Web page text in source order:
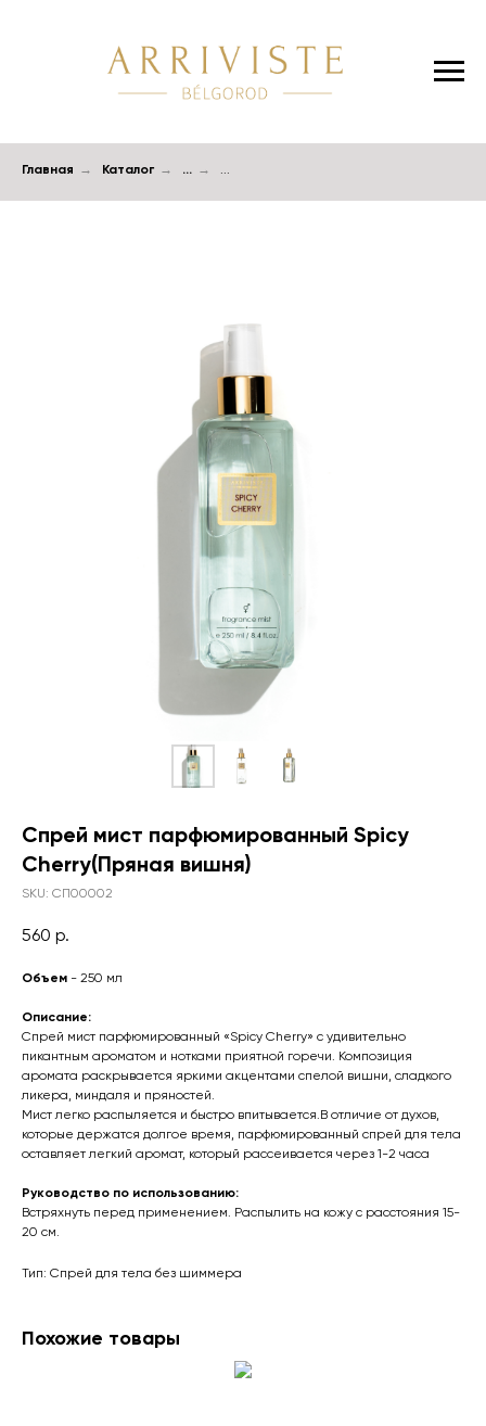
Главная → Каталог → ... →
Спрей мист парфюмированный Spicy
Cherry(Пряная вишня)
SKU: СП00002
560 р.
Объем - 250 мл
Описание:
Спрей мист парфюмированный «Spicy Cherry» с удивительно
пикантным ароматом и нотками приятной горечи. Композиция
аромата раскрывается яркими акцентами спелой вишни, сладкого
ликера, миндаля и пряностей.
Мист легко распыляется и быстро впитывается.В отличие от духов,
которые держатся долгое время, парфюмированный спрей для тела
оставляет легкий аромат, который рассеивается через 1-2 часа
Руководство по использованию:
Встряхнуть перед применением. Распылить на кожу с расстояния 15-
20 см.
Тип: Спрей для тела без шиммера
Похожие товары